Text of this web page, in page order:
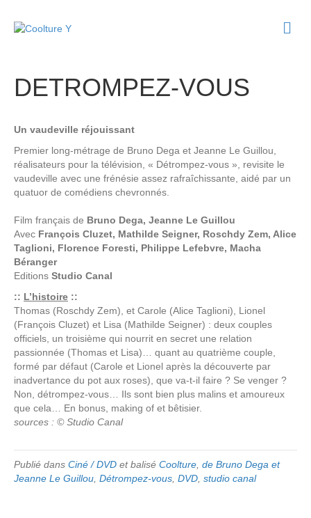
DETROMPEZ-VOUS
Un vaudeville réjouissant
Premier long-métrage de Bruno Dega et Jeanne Le Guillou,
réalisateurs pour la télévision, « Détrompez-vous », revisite le
vaudeville avec une frénésie assez rafraîchissante, aidé par un
quatuor de comédiens chevronnés.
Film français de Bruno Dega, Jeanne Le Guillou
Avec François Cluzet, Mathilde Seigner, Roschdy Zem, Alice
Taglioni, Florence Foresti, Philippe Lefebvre, Macha
Béranger
Editions Studio Canal
:: L’histoire ::
Thomas (Roschdy Zem), et Carole (Alice Taglioni), Lionel
(François Cluzet) et Lisa (Mathilde Seigner) : deux couples
officiels, un troisième qui nourrit en secret une relation
passionnée (Thomas et Lisa)… quant au quatrième couple,
formé par défaut (Carole et Lionel après la découverte par
inadvertance du pot aux roses), que va-t-il faire ? Se venger ?
Non, détrompez-vous… Ils sont bien plus malins et amoureux
que cela… En bonus, making of et bêtisier.
sources : © Studio Canal
Publié dans Ciné / DVD et balisé Coolture, de Bruno Dega et
Jeanne Le Guillou, Détrompez-vous, DVD, studio canal